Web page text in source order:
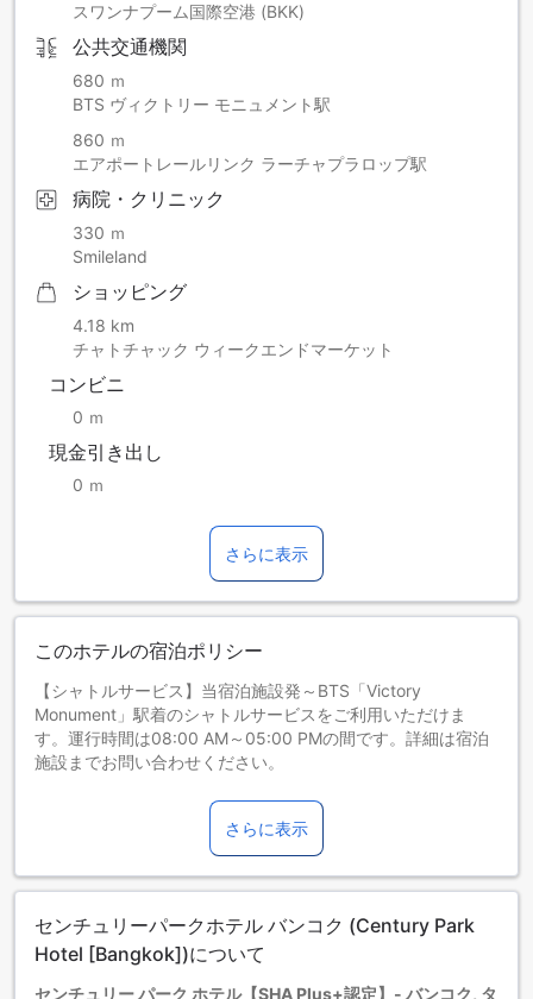
スワンナプーム国際空港 (BKK)
公共交通機関
680 ｍ
BTS ヴィクトリー モニュメント駅
860 ｍ
エアポートレールリンク ラーチャプラロップ駅
病院・クリニック
330 ｍ
Smileland
ショッピング
4.18 km
チャトチャック ウィークエンドマーケット
コンビニ
0 ｍ
現金引き出し
0 ｍ
さらに表示
このホテルの宿泊ポリシー
【シャトルサービス】当宿泊施設発～BTS「Victory
Monument」駅着のシャトルサービスをご利用いただけま
す。運行時間は08:00 AM～05:00 PMの間です。詳細は宿泊
施設までお問い合わせください。
添い寝の場合は宿泊無料です。＜ご注意＞ベビーベッドのご
利用には追加料金が発生する場合があります。また、利用可
否は空き状況によります。
エキストラベッドをお申し込みください。
13歳以上の宿泊者は大人とみなされます。
さらに表示
センチュリーパークホテル バンコク (Century Park
Hotel [Bangkok])について
センチュリー パーク ホテル【SHA Plus+認定】- バンコク, タ